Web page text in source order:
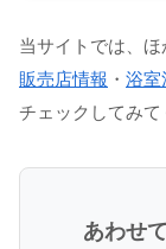
当サイトでは、ほ
販売店情報 ・ 浴室
チェックしてみて
あわせ